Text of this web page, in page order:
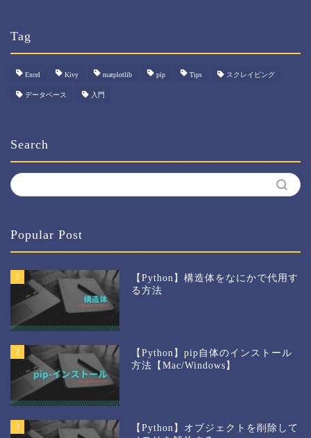
Tag
Excel Kivy matplotlib pip Tips スクレイピング
データベース 入門
Search
Popular Post
1
【Python】構造体をなにかで代用す
る方法
2
【Python】pip自体のインストール
方法【Mac/Windows】
3
【Python】オブジェクトを削除して